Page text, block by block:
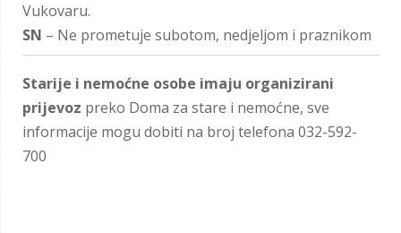
Vukovaru.
SN – Ne prometuje subotom, nedjeljom i praznikom
Starije i nemoćne osobe imaju organizirani
prijevoz preko Doma za stare i nemoćne, sve
informacije mogu dobiti na broj telefona 032-592-
700